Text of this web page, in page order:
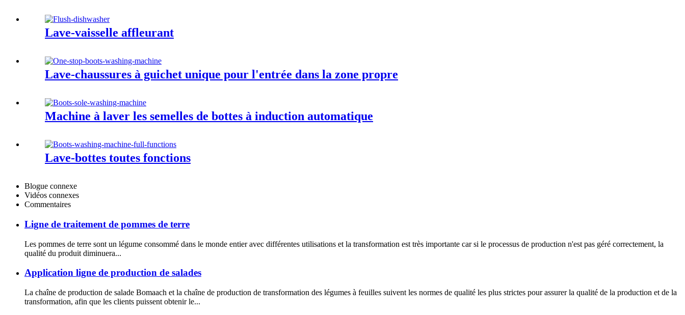
Lave-vaisselle affleurant
Lave-chaussures à guichet unique pour l'entrée dans la zone propre
Machine à laver les semelles de bottes à induction automatique
Lave-bottes toutes fonctions
Blogue connexe
Vidéos connexes
Commentaires
Ligne de traitement de pommes de terre
Les pommes de terre sont un légume consommé dans le monde entier avec différentes utilisations et la transformation est très importante car si le processus de production n'est pas géré correctement, la
qualité du produit diminuera...
Application ligne de production de salades
La chaîne de production de salade Bomaach et la chaîne de production de transformation des légumes à feuilles suivent les normes de qualité les plus strictes pour assurer la qualité de la production et de la
transformation, afin que les clients puissent obtenir le...